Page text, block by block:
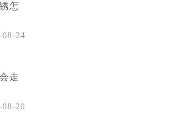
怎
08-24
走
08-20